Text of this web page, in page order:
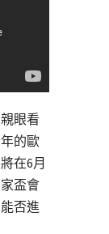
眼看
的歐
在6月
盃會
否進